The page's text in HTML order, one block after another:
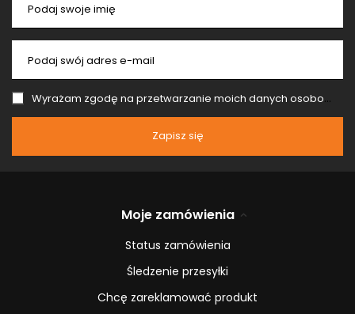
Podaj swoje imię
Podaj swój adres e-mail
Wyrażam zgodę na przetwarzanie moich danych osobowych (adres e-mail) na potrzeby wysyłki newslettera z informacją handlową (marketing). Więcej w
Zapisz się
Moje zamówienia
Status zamówienia
Śledzenie przesyłki
Chcę zareklamować produkt